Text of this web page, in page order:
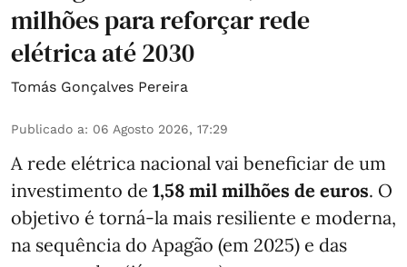
milhões para reforçar rede
elétrica até 2030
Tomás Gonçalves Pereira
Publicado a: 06 Agosto 2026, 17:29
A rede elétrica nacional vai beneficiar de um
investimento de 1,58 mil milhões de euros. O
objetivo é torná-la mais resiliente e moderna,
na sequência do Apagão (em 2025) e das